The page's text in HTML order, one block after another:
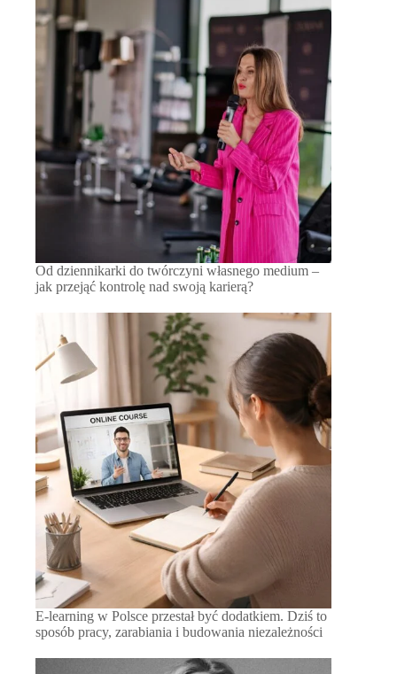
Od dziennikarki do twórczyni własnego medium –
jak przejąć kontrolę nad swoją karierą?
E-learning w Polsce przestał być dodatkiem. Dziś to
sposób pracy, zarabiania i budowania niezależności